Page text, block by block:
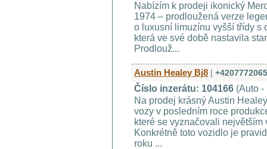
Nabízím k prodeji ikonický
1974 – prodloužená verze
o luxusní limuzínu vyšší třídy s
která ve své době nastavila
Prodlouž...
Austin Healey Bj8 |
Číslo inzerátu: 104166 (Auto -
Na prodej krásný Austin
vozy v posledním roce
které se vyznačovali
Konkrétně toto vozidlo je
roku ...